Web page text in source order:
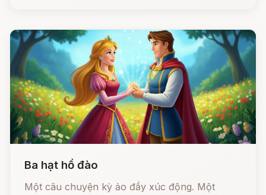
Ba hạt hồ đào
Một câu chuyện kỳ ảo đầy xúc động. Một